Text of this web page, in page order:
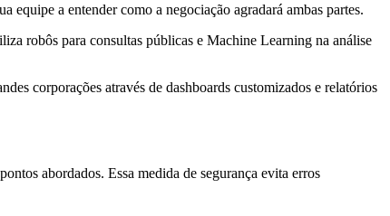
equipe a entender como a negociação agradará ambas partes.
robôs para consultas públicas e Machine Learning na análise
corporações através de dashboards customizados e relatórios
abordados. Essa medida de segurança evita erros